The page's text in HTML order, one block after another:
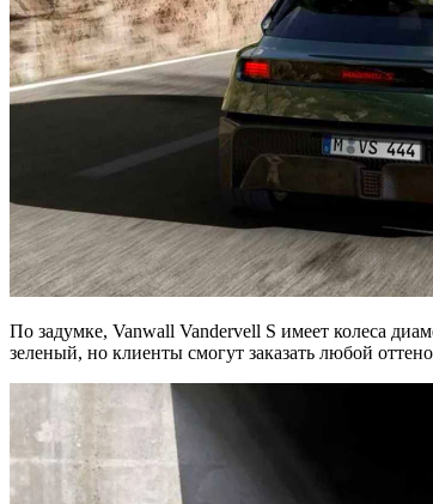
По задумке, Vanwall Vandervell S имеет колеса
зеленый, но клиенты смогут заказать любой